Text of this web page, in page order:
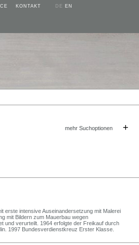
KONTAKT DE EN
mehr Suchoptionen +
erste intensive Auseinandersetzung mit Malerei
mit Bildern zum Mauerbau wegen
und verurteilt. 1964 erfolgte der Freikauf durch
1997 Bundesverdienstkreuz Erster Klasse.